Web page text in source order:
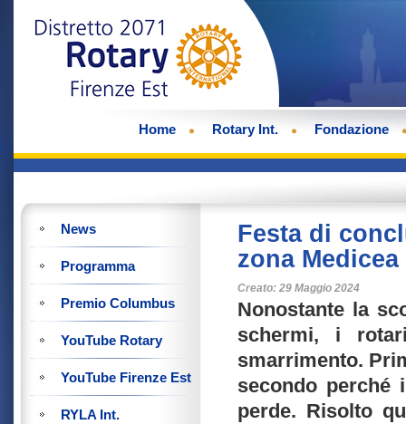
Home Rotary Int. Fondazione
News
Programma
Premio Columbus
YouTube Rotary
YouTube Firenze Est
RYLA Int.
Festa di
zona Medicea
Creato: 29 Maggio 2024
Nonostante la
schermi, i
smarrimento.
secondo perché
perde. Risolto